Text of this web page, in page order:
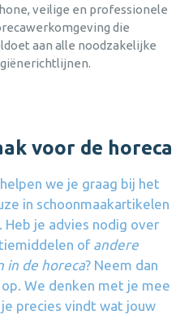
veilige en professionele
die
aan alle noodzakelijke
voor de horeca
we je graag bij het
in schoonmaakartikelen
Heb je advies nodig over
of andere
in de horeca? Neem dan
We denken met je mee
precies vindt wat jouw